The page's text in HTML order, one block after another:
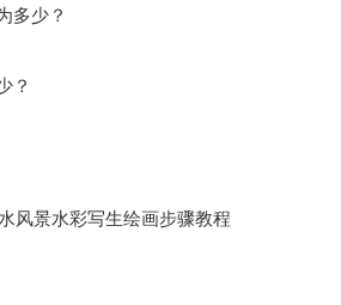
多少？
？
风景水彩写生绘画步骤教程